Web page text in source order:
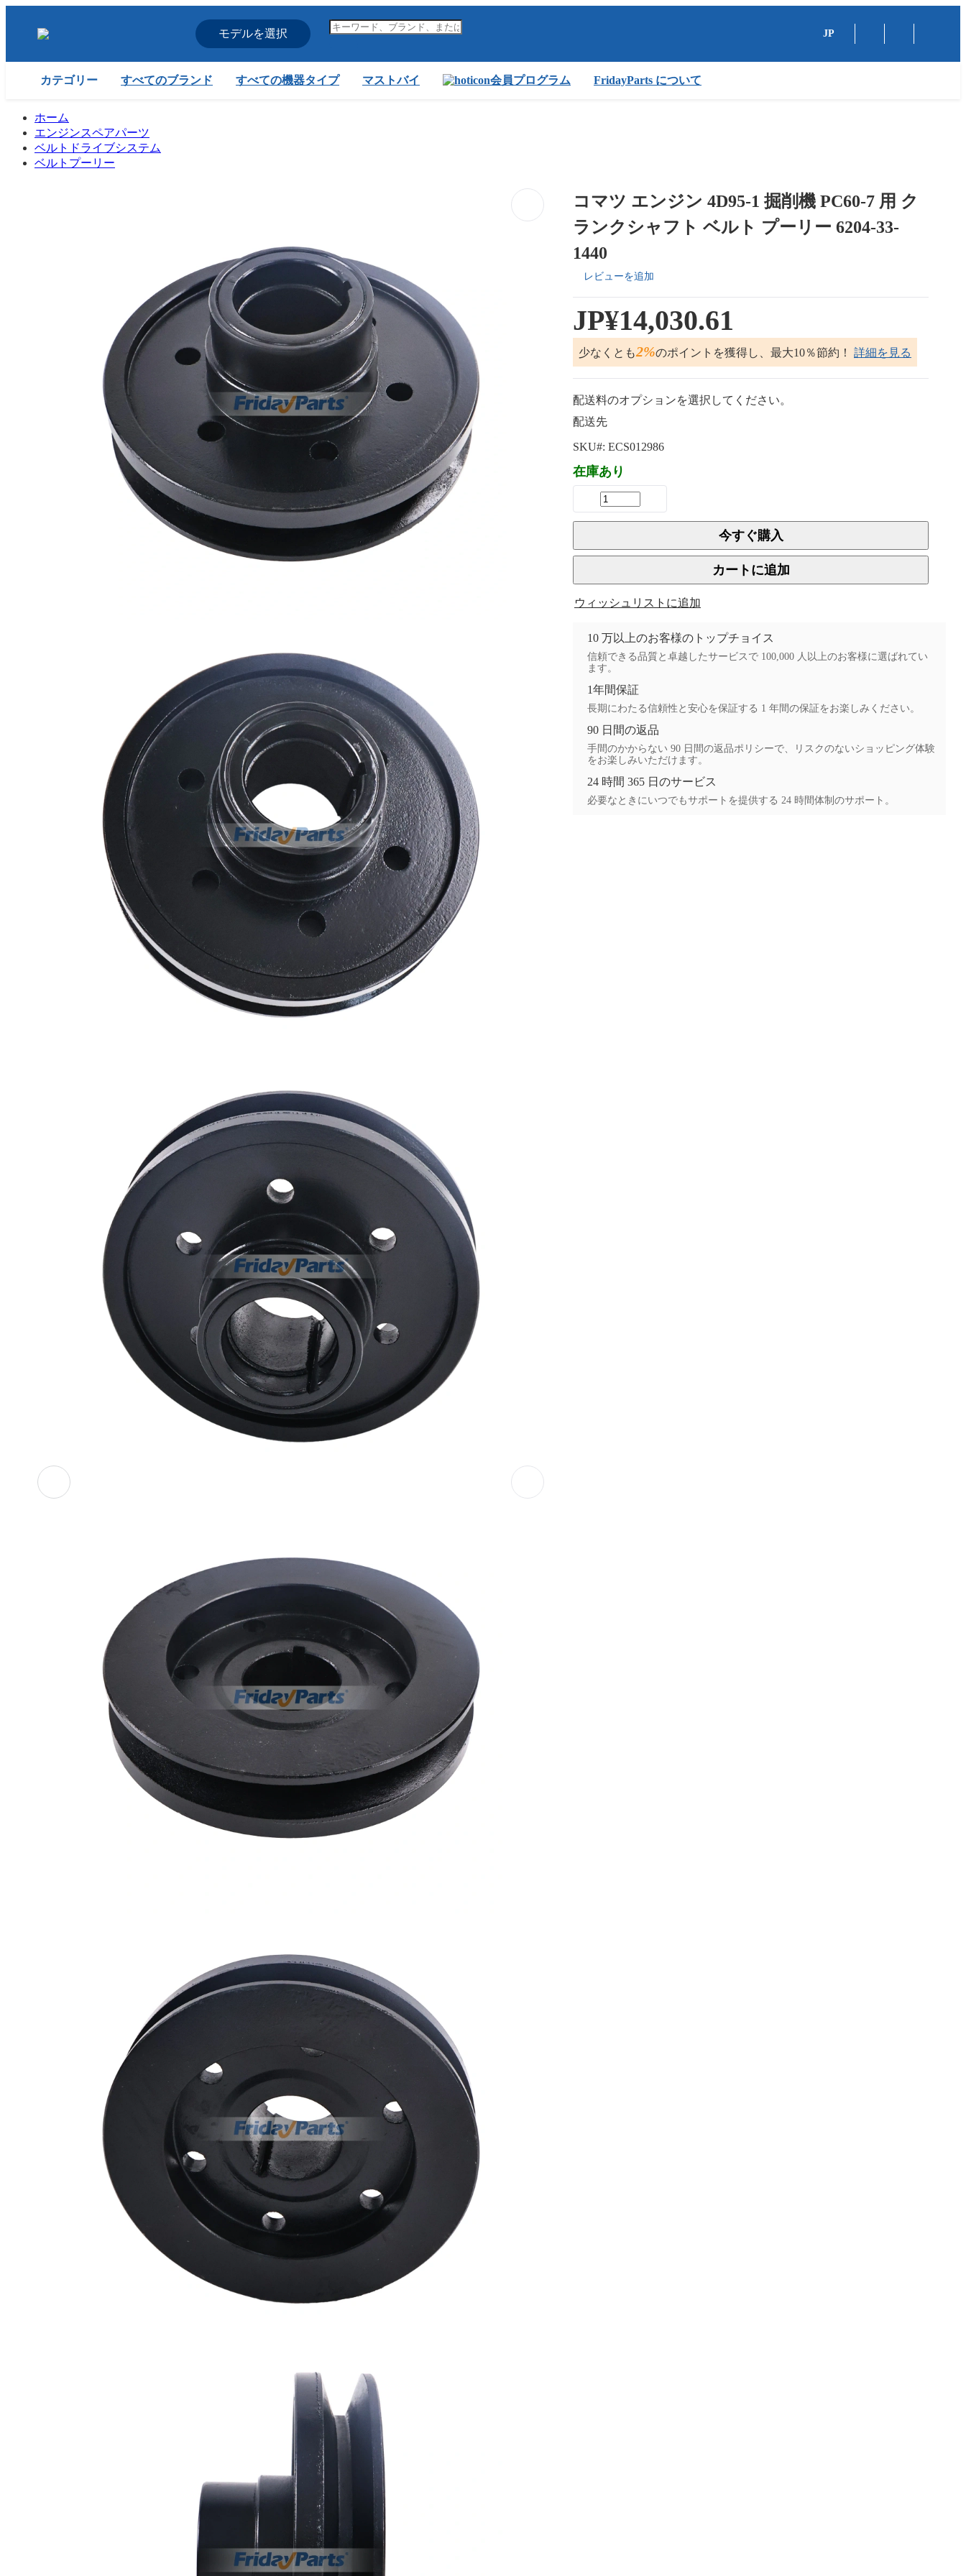
モデルを選択 JP
カテゴリー すべてのブランド すべての機器タイプ マストバイ 会員プログラム FridayParts について
ホーム
エンジンスペアパーツ
ベルトドライブシステム
ベルトプーリー
コマツ エンジン 4D95-1 掘削機 PC60-7 用 ク
ランクシャフト ベルト プーリー 6204-33-
1440
レビューを追加
JP¥14,030.61
少なくとも2%のポイントを獲得し、最大10％節約！ 詳細を見る
配送料のオプションを選択してください。
配送先
SKU#: ECS012986
在庫あり
今すぐ購入
カートに追加
ウィッシュリストに追加
10 万以上のお客様のトップチョイス
信頼できる品質と卓越したサービスで 100,000 人以上のお客様に選ばれてい
ます。
1年間保証
長期にわたる信頼性と安心を保証する 1 年間の保証をお楽しみください。
90 日間の返品
手間のかからない 90 日間の返品ポリシーで、リスクのないショッピング体験
をお楽しみいただけます。
24 時間 365 日のサービス
必要なときにいつでもサポートを提供する 24 時間体制のサポート。